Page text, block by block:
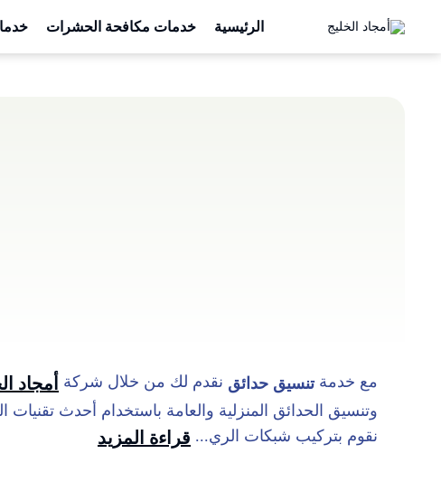
الرئيسية خدمات مكافحة الحشرات
مع خدمةتنسيق حدائق نقدم لك من خلال شركة أمجاد
وتنسيق الحدائق المنزلية والعامة باستخدام أحدث
نقوم بتركيب شبكات الري... قراءة المزيد